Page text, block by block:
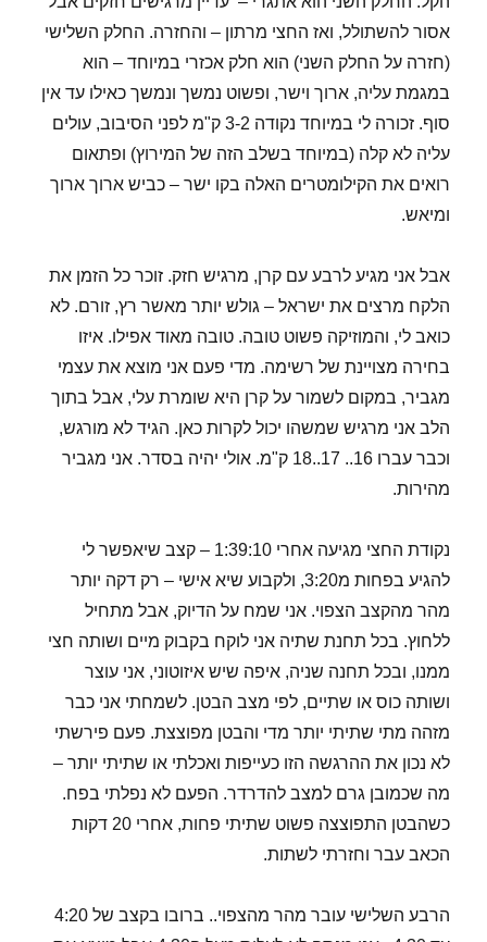
אסור להשתולל, ואז החצי מרתון – והחזרה. החלק השלישי
(חזרה על החלק השני) הוא חלק אכזרי במיוחד – הוא
במגמת עליה, ארוך וישר, ופשוט נמשך ונמשך כאילו עד אין
סוף. זכורה לי במיוחד נקודה 3-2 ק"מ לפני הסיבוב, עולים
עליה לא קלה (במיוחד בשלב הזה של המירוץ) ופתאום
רואים את הקילומטרים האלה בקו ישר – כביש ארוך ארוך
ומיאש.
אבל אני מגיע לרבע עם קרן, מרגיש חזק. זוכר כל הזמן את
הלקח מרצים את ישראל – גולש יותר מאשר רץ, זורם. לא
כואב לי, והמוזיקה פשוט טובה. טובה מאוד אפילו. איזו
בחירה מצויינת של רשימה. מדי פעם אני מוצא את עצמי
מגביר, במקום לשמור על קרן היא שומרת עלי, אבל בתוך
הלב אני מרגיש שמשהו יכול לקרות כאן. הגיד לא מורגש,
וכבר עברו 16.. 17..18 ק"מ. אולי יהיה בסדר. אני מגביר
מהירות.
נקודת החצי מגיעה אחרי 1:39:10 – קצב שיאפשר לי
להגיע בפחות מ3:20, ולקבוע שיא אישי – רק דקה יותר
מהר מהקצב הצפוי. אני שמח על הדיוק, אבל מתחיל
ללחוץ. בכל תחנת שתיה אני לוקח בקבוק מיים ושותה חצי
ממנו, ובכל תחנה שניה, איפה שיש איזוטוני, אני עוצר
ושותה כוס או שתיים, לפי מצב הבטן. לשמחתי אני כבר
מזהה מתי שתיתי יותר מדי והבטן מפוצצת. פעם פירשתי
לא נכון את ההרגשה הזו כעייפות ואכלתי או שתיתי יותר –
מה שכמובן גרם למצב להדרדר. הפעם לא נפלתי בפח.
כשהבטן התפוצצה פשוט שתיתי פחות, אחרי 20 דקות
הכאב עבר וחזרתי לשתות.
הרבע השלישי עובר מהר מהצפוי.. ברובו בקצב של 4:20